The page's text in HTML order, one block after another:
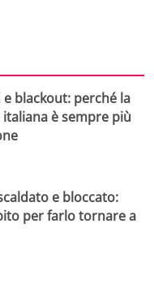
blackout: perché la
è sempre più
e bloccato:
per farlo tornare a